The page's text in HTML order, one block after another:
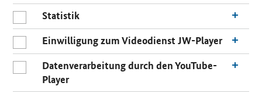
Statistik
Einwilligung zum Videodienst JW-Player
Datenverarbeitung durch den YouTube-
Player